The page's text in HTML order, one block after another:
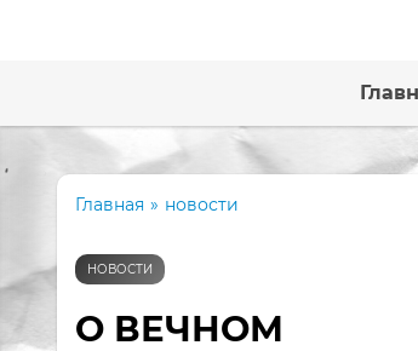
Главная » новости
НОВОСТИ
О ВЕЧНОМ